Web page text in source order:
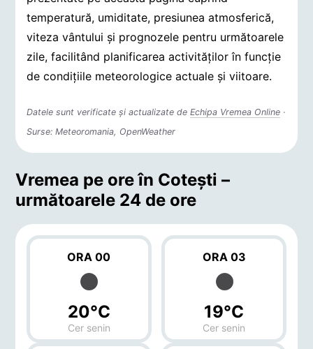
temperatură, umiditate, presiunea atmosferică,
viteza vântului și prognozele pentru următoarele
zile, facilitând planificarea activităților în funcție
de condițiile meteorologice actuale și viitoare.
Datele sunt verificate și actualizate deEchipa Vremea Online ·
Surse: Meteoromania, OpenWeather
Vremea pe ore în Coteşti –
următoarele 24 de ore
ORA 00
20°C
Cer senin
ORA 03
19°C
Cer senin